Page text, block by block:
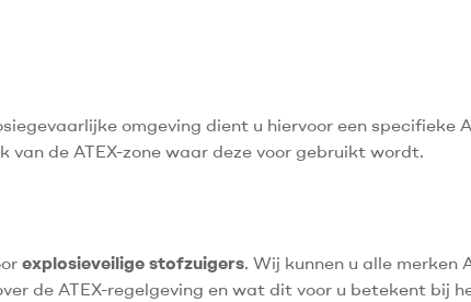
omgeving dient u hiervoor een specifieke
de ATEX-zone waar deze voor gebruikt wordt.
explosieveilige stofzuigers. Wij kunnen u alle merken
de ATEX-regelgeving en wat dit voor u betekent bij